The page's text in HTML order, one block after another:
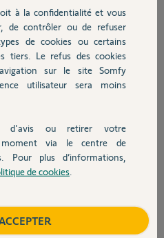
?
de votre TaHoma dans un
à la confidentialité et vous
de contrôler ou de refuser
de cookies ou certains
tiers. Le refus des cookies
sur le site Somfy
utilisateur sera moins
d'avis ou retirer votre
via le centre de
Pour plus d’informations,
de cookies